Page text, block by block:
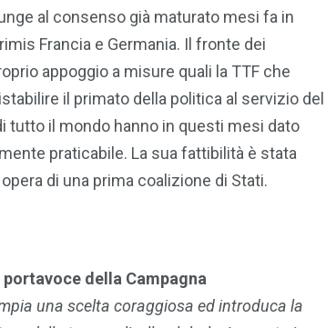
al consenso già maturato mesi fa in
Francia e Germania. Il fronte dei
appoggio a misure quali la TTF che
il primato della politica al servizio del
tutto il mondo hanno in questi mesi dato
praticabile. La sua fattibilità è stata
di una prima coalizione di Stati.
della Campagna
una scelta coraggiosa ed introduca la